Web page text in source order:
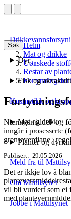
Søk
Dyr
Fisk og
Kosmetikk og
Mat og drikke
Planter og
Meld fra til
Om Mattilsynet
Jobbe i Mattilsynet
Heim
Mat og drikke
Uønskede
Restar av
Næringsmiddel- og
inngår i prosesserte
grenseverdiane i
Publisert 29.05.2026
Det er ikkje lov å
vil bli vurdert som ei
med